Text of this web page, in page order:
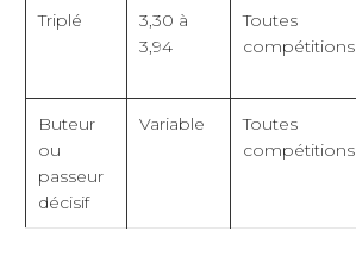
Triplé
3,30 à
3,94
Toutes
compétitions
Buteur
ou
passeur
décisif
Variable
Toutes
compétitions